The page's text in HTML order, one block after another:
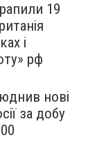
19
і
рф
нові
за добу